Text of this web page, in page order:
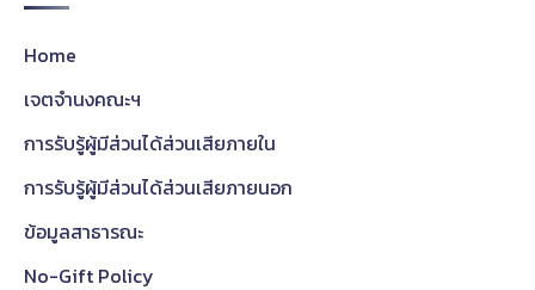
Home
เจตจำนงคณะฯ
การรับรู้ผู้มีส่วนได้ส่วนเสียภายใน
การรับรู้ผู้มีส่วนได้ส่วนเสียภายนอก
ข้อมูลสาธารณะ
No-Gift Policy